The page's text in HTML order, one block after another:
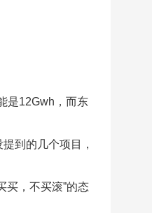
是12Gwh，而东
到的几个项目，
买，不买滚”的态